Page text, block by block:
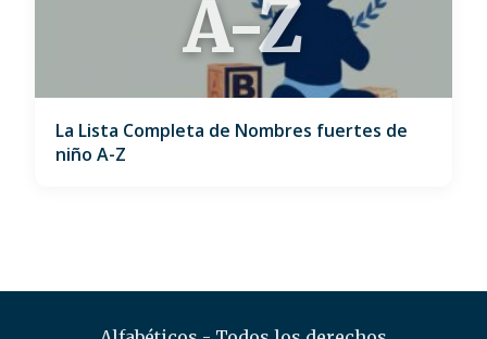
A-Z
La Lista Completa de Nombres fuertes de
niño A-Z